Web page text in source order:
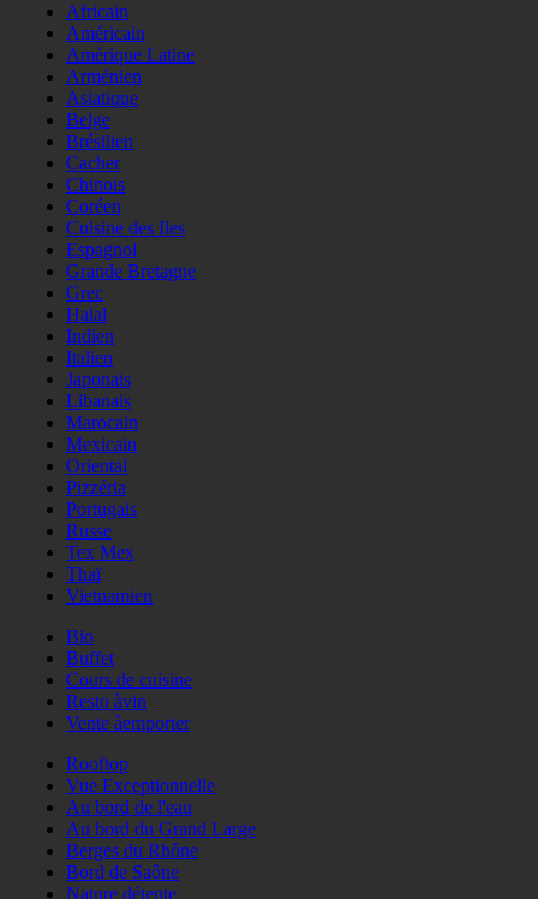
Africain
Américain
Amérique Latine
Arménien
Asiatique
Belge
Brésilien
Cacher
Chinois
Coréen
Cuisine des Iles
Espagnol
Grande Bretagne
Grec
Halal
Indien
Italien
Japonais
Libanais
Marocain
Mexicain
Oriental
Pizzéria
Portugais
Russe
Tex Mex
Thaï
Vietnamien
Bio
Buffet
Cours de cuisine
Resto àvin
Vente àemporter
Rooftop
Vue Exceptionnelle
Au bord de l'eau
Au bord du Grand Large
Berges du Rhône
Bord de Saône
Nature détente